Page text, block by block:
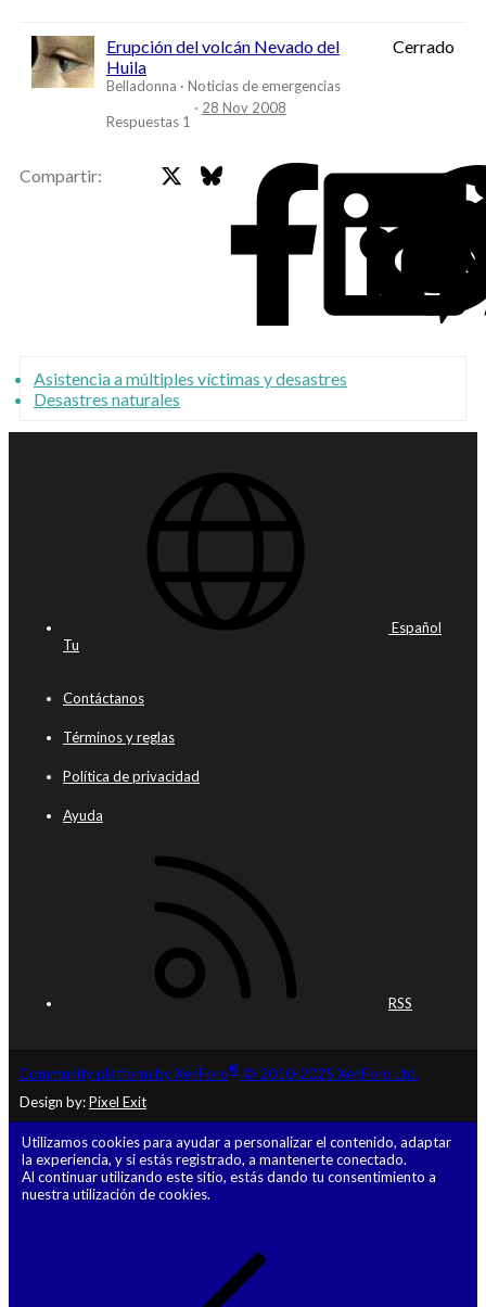
Cerrado
Erupción del volcán Nevado del
Huila
Belladonna Noticias de emergencias
Respuestas 1
28 Nov 2008
Compartir: Bluesky
Asistencia a múltiples víctimas y desastres
Desastres naturales
Español
Tu
Contáctanos
Términos y reglas
Política de privacidad
Ayuda
RSS
Community platform by XenForo® © 2010-2025 XenForo Ltd.
Design by:Pixel Exit
Utilizamos cookies para ayudar a personalizar el contenido, adaptar
la experiencia, y si estás registrado, a mantenerte conectado.
Al continuar utilizando este sitio, estás dando tu consentimiento a
nuestra utilización de cookies.